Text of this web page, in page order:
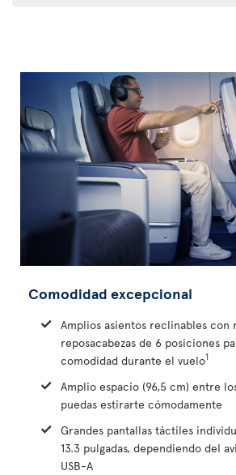
Comodidad excepcional
Amplios asientos reclinables con
reposacabezas de 6 posiciones
comodidad durante el vuelo1
Amplio espacio (96,5 cm) entre
puedas estirarte cómodamente
Grandes pantallas táctiles
13.3 pulgadas, dependiendo del
USB-A